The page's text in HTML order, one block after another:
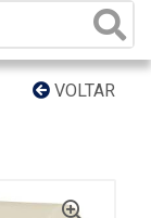
VOLTAR